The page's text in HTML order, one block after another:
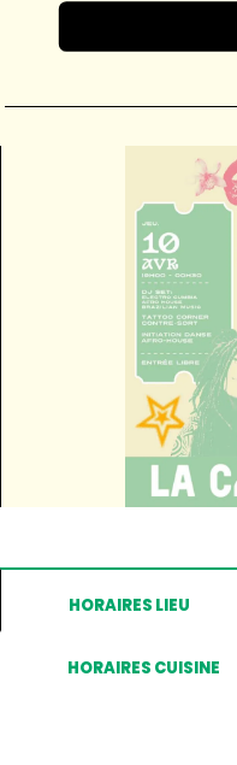
HORAIRES LIEU
HORAIRES CUISINE